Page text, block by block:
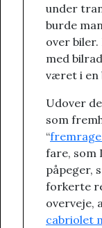
under
burde
over
med
været i en
Udover
som
“
fare, som
påpeger,
forkerte
overveje,
cabriolet